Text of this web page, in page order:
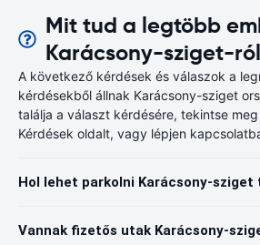
Mit tud a legtöbb
Karácsony-sziget-
A következő kérdések és válaszok a
kérdésekből állnak Karácsony-sziget
találja a választ kérdésére, tekintse
Kérdések oldalt, vagy lépjen
Hol lehet parkolni Karácsony-sziget
Vannak fizetős utak Karácsony-